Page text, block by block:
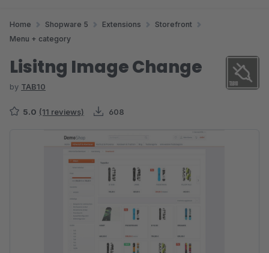
Home Shopware 5 Extensions
Storefront
Menu + category
Lisitng Image Change
by TAB10
5.0 (11 reviews) 608
Skip image gallery